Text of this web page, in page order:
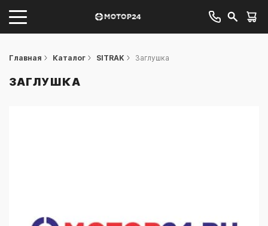
Главная Каталог SITRAK Заглушка
ЗАГЛУШКА